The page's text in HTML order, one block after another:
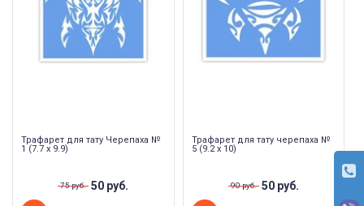
Трафарет для тату Черепаха №
1 (7.7 х 9.9)
75 руб. 50 руб.
Трафарет для тату черепаха №
5 (9.2 х 10)
90 руб. 50 руб.